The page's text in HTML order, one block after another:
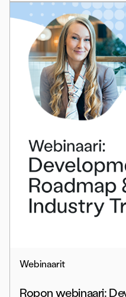
Webinaarit
Ropon webinaari: